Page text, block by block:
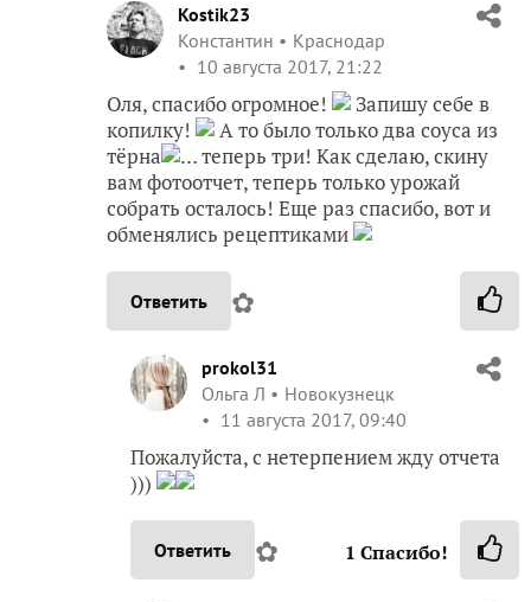
Kostik23
Константин
Краснодар
10 августа 2017, 21:22
Оля, спасибо огромное!
Запишу себе в
копилку!
А то было только два соуса из
тёрна
… теперь три! Как сделаю, скину
вам фотоотчет, теперь только урожай
собрать осталось! Еще раз спасибо, вот и
обменялись рецептиками
Ответить ✿
prokol31
Ольга Л
Новокузнецк
11 августа 2017, 09:40
Пожалуйста, с нетерпением жду отчета
)))
Ответить ✿ 1 Спасибо!